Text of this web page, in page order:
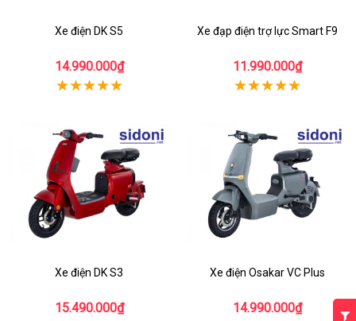
Xe điện DK S5
14.990.000₫
Xe đạp điện trợ lực Smart F9
11.990.000₫
Xe điện DK S3
15.490.000₫
Xe điện Osakar VC Plus
14.990.000₫